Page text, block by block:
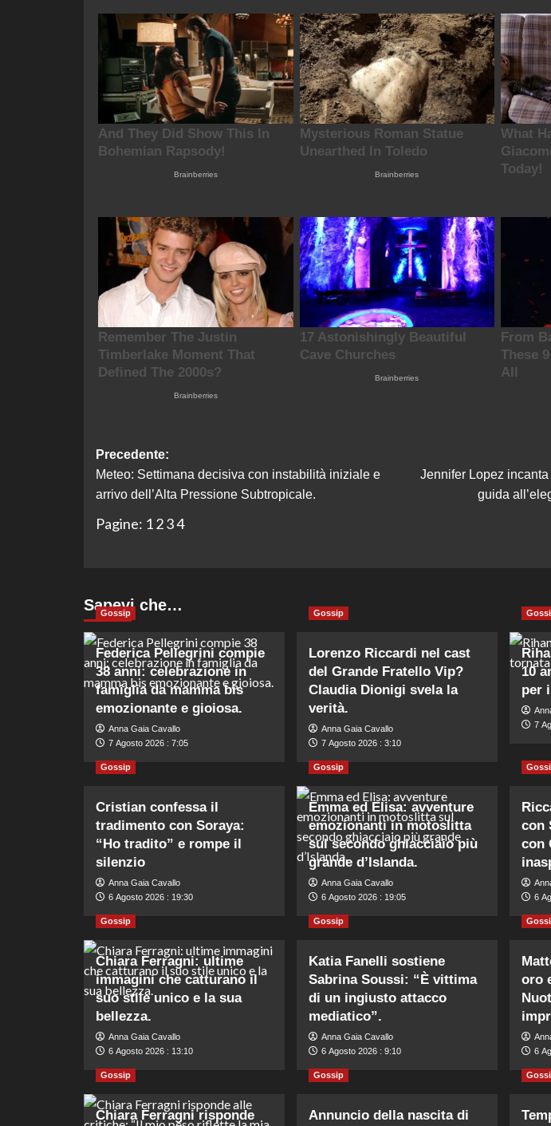
Navigazione
articolo
Precedente:
Meteo: Settimana decisiva con instabilità iniziale e
arrivo dell’Alta Pressione Subtropicale.
Jennifer Lopez
guida
Pagine: 1 2 34
Sapevi che…
Gossip
Federica Pellegrini compie
38 anni: celebrazione in
famiglia da mamma bis
emozionante e gioiosa.
Anna Gaia Cavallo
7 Agosto 2026 : 7:05
Gossip
Lorenzo Riccardi nel cast
del Grande Fratello Vip?
Claudia Dionigi svela la
verità.
Anna Gaia Cavallo
7 Agosto 2026 : 3:10
10
per
7
Gossip
Cristian confessa il
tradimento con Soraya:
“Ho tradito” e rompe il
silenzio
Anna Gaia Cavallo
6 Agosto 2026 : 19:30
Gossip
Emma ed Elisa: avventure
emozionanti in motoslitta
sul secondo ghiacciaio più
grande d’Islanda.
Anna Gaia Cavallo
6 Agosto 2026 : 19:05
con
con
6
Gossip
Chiara Ferragni: ultime
immagini che catturano il
suo stile unico e la sua
bellezza.
Anna Gaia Cavallo
6 Agosto 2026 : 13:10
Gossip
Katia Fanelli sostiene
Sabrina Soussi: “È vittima
di un ingiusto attacco
mediatico”.
Anna Gaia Cavallo
6 Agosto 2026 : 9:10
oro
6
Gossip
Chiara Ferragni risponde
Gossip
Annuncio della nascita di